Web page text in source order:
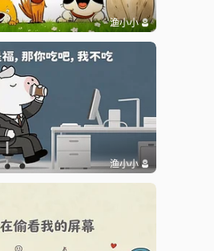
渔小小
渔小小